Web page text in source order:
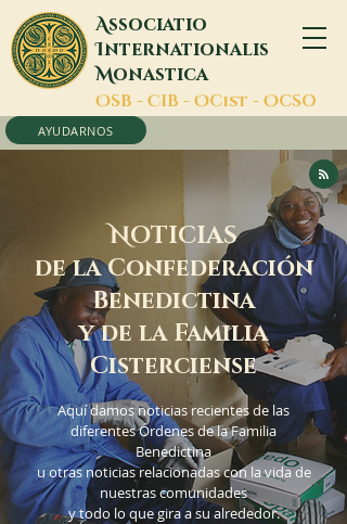
Associatio
Internationalis
Monastica
OSB - CIB - OCist - OCSO
AYUDARNOS
NOTICIAS
de la Confederación
Benedictina
y de la Familia
Cisterciense
Aquí damos noticias recientes de las
diferentes Órdenes de la Familia
Benedictina
u otras noticias relacionadas con la vida de
nuestras comunidades
y todo lo que gira a su alrededor.